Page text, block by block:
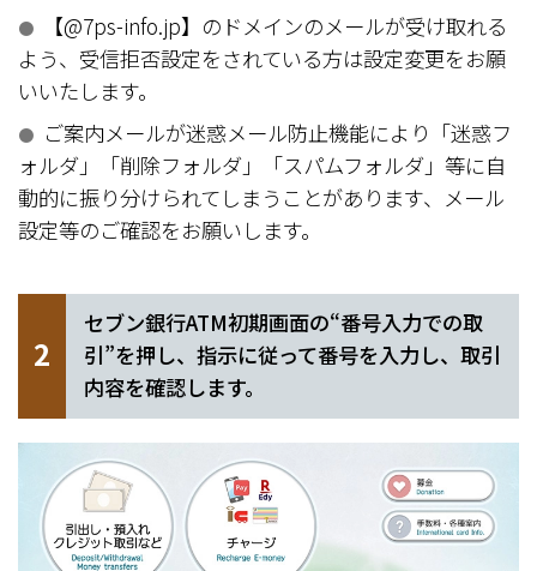
●
【@7ps-info.jp】のドメインのメールが受け取れる
よう、受信拒否設定をされている方は設定変更をお願
いいたします。
● ご案内メールが迷惑メール防止機能により「迷惑フ
ォルダ」「削除フォルダ」「スパムフォルダ」等に自
動的に振り分けられてしまうことがあります、メール
設定等のご確認をお願いします。
2
セブン銀行ATM初期画面の“番号入力での取
引”を押し、指示に従って番号を入力し、取引
内容を確認します。